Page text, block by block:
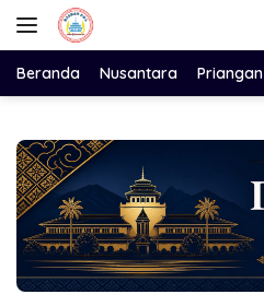
Langsung
Beranda Nusantara Priangan